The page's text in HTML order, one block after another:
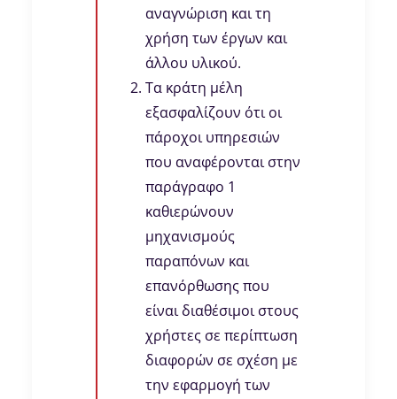
αναγνώριση και τη
χρήση των έργων και
άλλου υλικού.
Τα κράτη μέλη
εξασφαλίζουν ότι οι
πάροχοι υπηρεσιών
που αναφέρονται στην
παράγραφο 1
καθιερώνουν
μηχανισμούς
παραπόνων και
επανόρθωσης που
είναι διαθέσιμοι στους
χρήστες σε περίπτωση
διαφορών σε σχέση με
την εφαρμογή των